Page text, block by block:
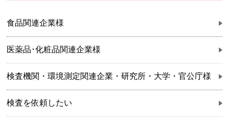
食品関連企業様
医薬品･化粧品関連企業様
検査機関・環境測定関連企業・研究所・大学・官公庁様
検査を依頼したい